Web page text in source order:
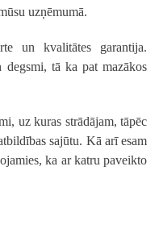
uzņēmumā.
un kvalitātes garantija.
degsmi, tā ka pat mazākos
uz kuras strādājam, tāpēc
sajūtu. Kā arī esam
ka ar katru paveikto